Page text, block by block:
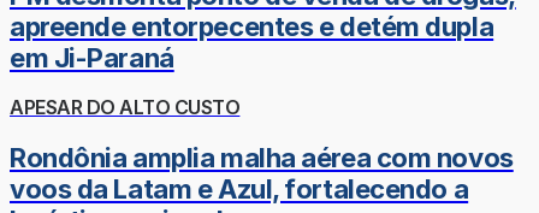
apreende entorpecentes e detém dupla
em Ji-Paraná
APESAR DO ALTO CUSTO
Rondônia amplia malha aérea com novos
voos da Latam e Azul, fortalecendo a